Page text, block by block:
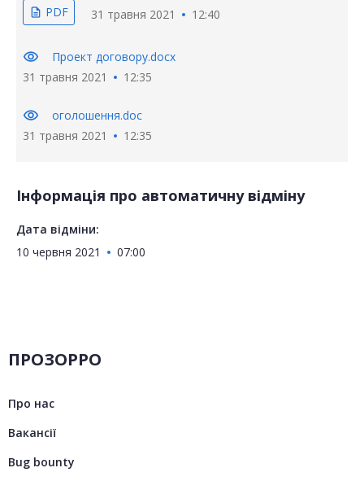
description PDF 31 травня 2021 12:40
visibility
Проект договору.docx
31 травня 2021
12:35
visibility
оголошення.doc
31 травня 2021
12:35
Інформація про автоматичну відміну
Дата відміни:
10 червня 2021
07:00
ПРОЗОРРО
Про нас
Вакансії
Bug bounty